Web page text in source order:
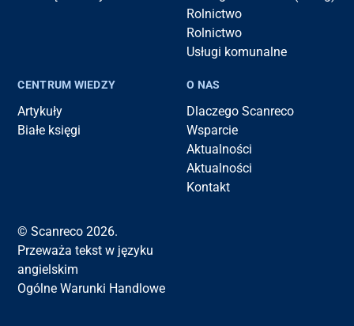
Rolnictwo
Rolnictwo
Usługi komunalne
CENTRUM WIEDZY
Artykuły
Białe księgi
O NAS
Dlaczego Scanreco
Wsparcie
Aktualności
Aktualności
Kontakt
© Scanreco 2026.
Przeważa tekst w języku
angielskim
Ogólne Warunki Handlowe